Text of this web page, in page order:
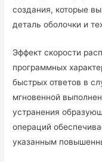
создания, которые
деталь оболочки и
Эффект скорости
программных
быстрых ответов в
мгновенной
устранения
операций
указанным